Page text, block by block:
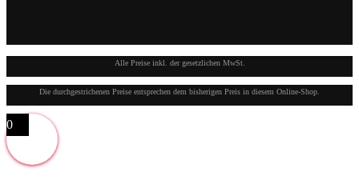
Alle Preise inkl. der gesetzlichen MwSt.
Die durchgestrichenen Preise entsprechen dem bisherigen Preis in diesem Online-Shop.
0